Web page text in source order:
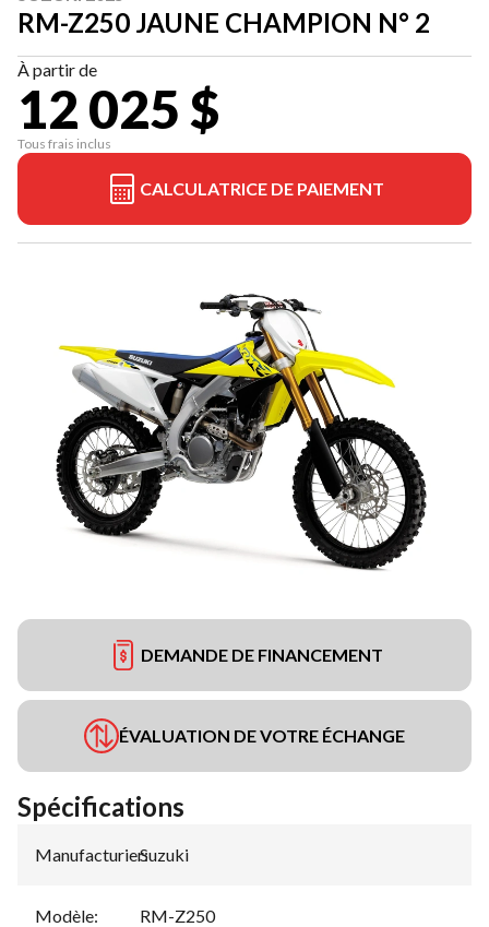
RM-Z250 JAUNE CHAMPION N° 2
À partir de
12 025 $
Tous frais inclus
CALCULATRICE DE PAIEMENT
DEMANDE DE FINANCEMENT
ÉVALUATION DE VOTRE ÉCHANGE
Spécifications
Manufacturier:
Suzuki
Modèle: RM-Z250